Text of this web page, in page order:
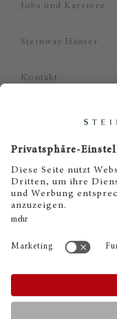
Jobs und Karriere
Steinway Häuser
Kontakt
Impressum
Haftungsausschluss
Cookie Zustimmung